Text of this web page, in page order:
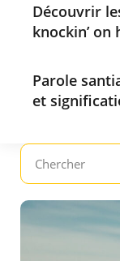
Découvrir
knockin’ on
Parole
et